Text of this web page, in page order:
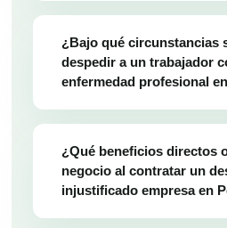
¿Bajo qué circunstancias
despedir a un trabajador
enfermedad profesional
¿Qué beneficios directos
negocio al contratar un
injustificado empresa en